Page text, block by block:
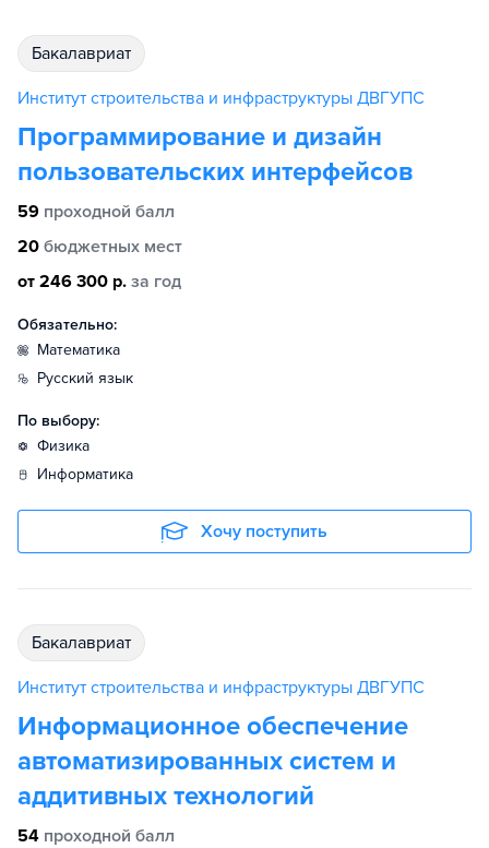
бакалавриат
Институт строительства и инфраструктуры ДВГУПС
Программирование и дизайн
пользовательских интерфейсов
59 проходной балл
20 бюджетных мест
от 246 300 р. за год
Обязательно:
математика
русский язык
По выбору:
физика
информатика
Хочу поступить
бакалавриат
Институт строительства и инфраструктуры ДВГУПС
Информационное обеспечение
автоматизированных систем и
аддитивных технологий
54 проходной балл